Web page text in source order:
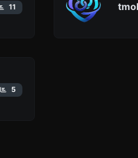
11
5